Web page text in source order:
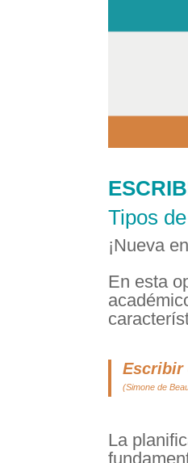
Tipos
¡Nueva
En esta
Escribir
(Simone de
La